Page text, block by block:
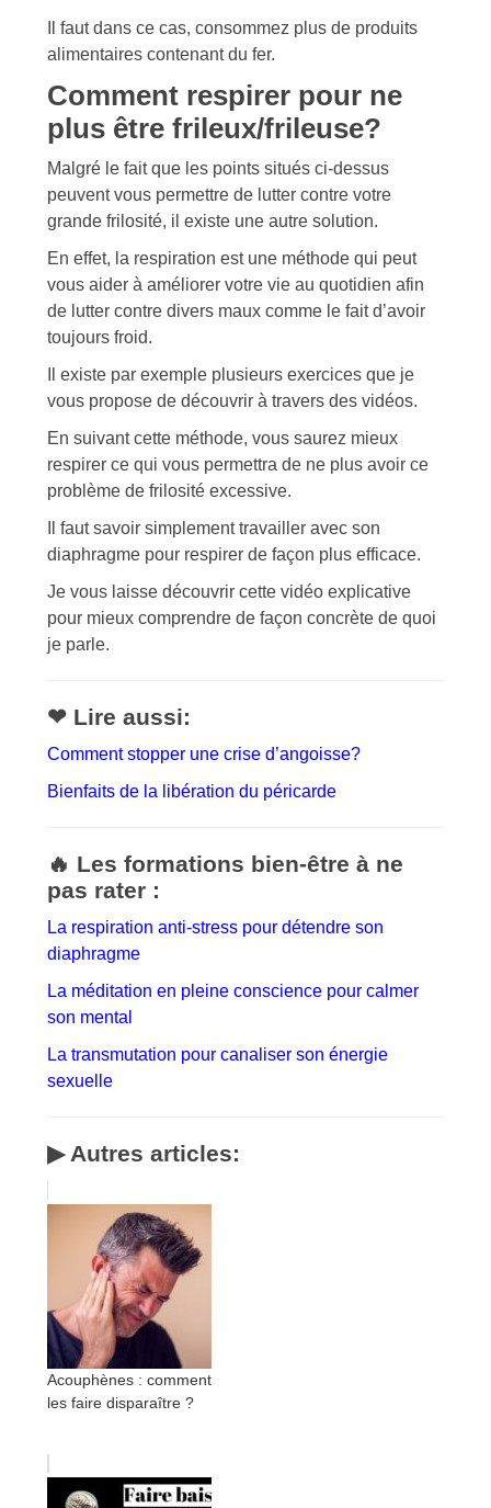
Il faut dans ce cas, consommez plus de produits
alimentaires contenant du fer.
Comment respirer pour ne
plus être frileux/frileuse?
Malgré le fait que les points situés ci-dessus
peuvent vous permettre de lutter contre votre
grande frilosité, il existe une autre solution.
En effet, la respiration est une méthode qui peut
vous aider à améliorer votre vie au quotidien afin
de lutter contre divers maux comme le fait d’avoir
toujours froid.
Il existe par exemple plusieurs exercices que je
vous propose de découvrir à travers des vidéos.
En suivant cette méthode, vous saurez mieux
respirer ce qui vous permettra de ne plus avoir ce
problème de frilosité excessive.
Il faut savoir simplement travailler avec son
diaphragme pour respirer de façon plus efficace.
Je vous laisse découvrir cette vidéo explicative
pour mieux comprendre de façon concrète de quoi
je parle.
❤ Lire aussi:
Comment stopper une crise d’angoisse?
Bienfaits de la libération du péricarde
🔥 Les formations bien-être à ne
pas rater :
La respiration anti-stress pour détendre son
diaphragme
La méditation en pleine conscience pour calmer
son mental
La transmutation pour canaliser son énergie
sexuelle
▶ Autres articles:
Acouphènes : comment
les faire disparaître ?